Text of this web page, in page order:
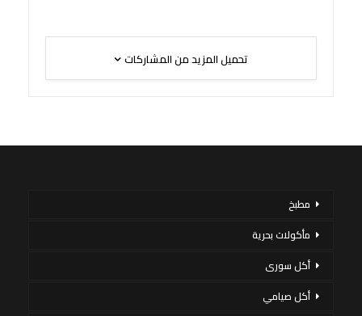
تحميل المزيد من المشاركات
مطبخ
مأكولات بحرية
أكل سورى
أكل صيامي